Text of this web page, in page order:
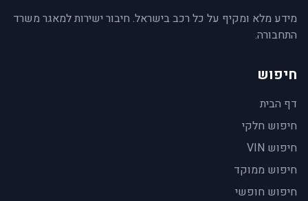
מידע מלא ומקיף על כל רכב בישראל. חיבור ישירות למאגר משרד
התחבורה.
חיפוש
דף הבית
חיפוש חלקי
חיפוש VIN
חיפוש ממוקד
חיפוש חופשי